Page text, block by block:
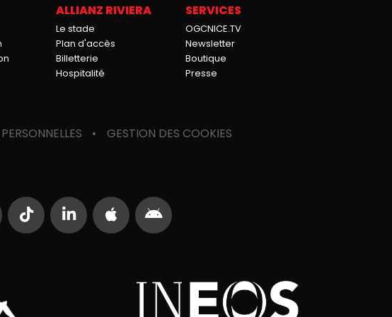
ALLIANZ RIVIERA
Le stade
Plan d'accès
Billetterie
Hospitalité
SERVICES
OGCNICE.TV
Newsletter
Boutique
Presse
GESTION DES COOKIES